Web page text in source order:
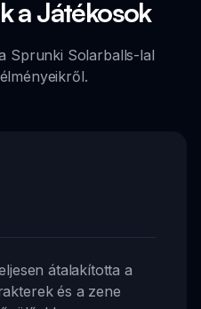
a Játékosok
Sprunki Solarballs-lal
átalakította a
és a zene